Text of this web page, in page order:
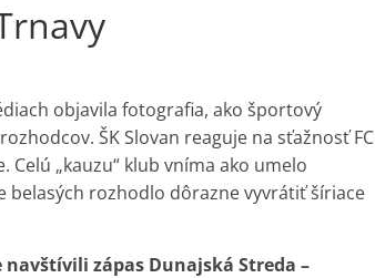
objavila fotografia, ako športový
ŠK Slovan reaguje na sťažnosť FC
„kauzu“ klub vníma ako umelo
belasých rozhodlo dôrazne vyvrátiť šíriace
zápas Dunajská Streda –